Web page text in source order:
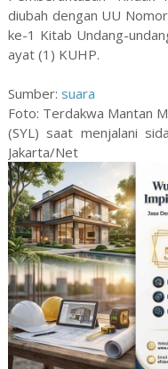
diubah dengan UU
ke-1 Kitab Undang-
ayat (1) KUHP.
Sumber: suara
Foto: Terdakwa Mantan
(SYL) saat menjalani
Jakarta/Net